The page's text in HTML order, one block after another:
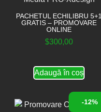
PACHETUL ECHILIBRU 5+1
GRATIS – PROMOVARE
ONLINE
$300,00
Adaugă în coș
-12%